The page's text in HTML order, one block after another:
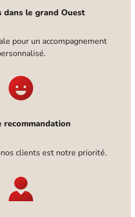
dans le grand Ouest
pour un accompagnement
recommandation
clients est notre priorité.